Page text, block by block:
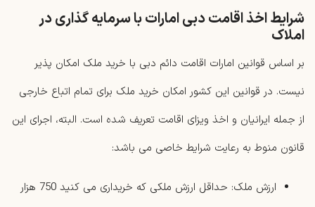
شرایط اخذ اقامت دبی امارات با سرمایه گذاری در
املاک
بر اساس قوانین امارات اقامت دائم دبی با خرید ملک امکان پذیر
نیست. در قوانین این کشور امکان خرید ملک برای تمام اتباع خارجی
از جمله ایرانیان و اخذ ویزای اقامت تعریف شده است. البته، اجرای این
قانون منوط به رعایت شرایط خاصی می باشد:
ارزش ملک: حداقل ارزش ملکی که خریداری می کنید 750 هزار